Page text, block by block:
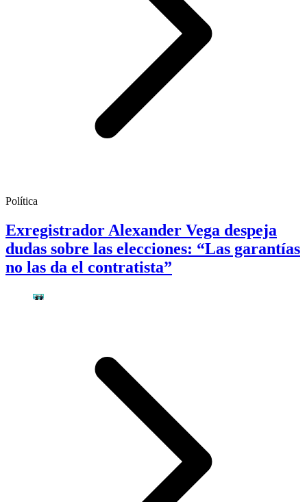
Política
Exregistrador Alexander Vega despeja
dudas sobre las elecciones: “Las garantías
no las da el contratista”